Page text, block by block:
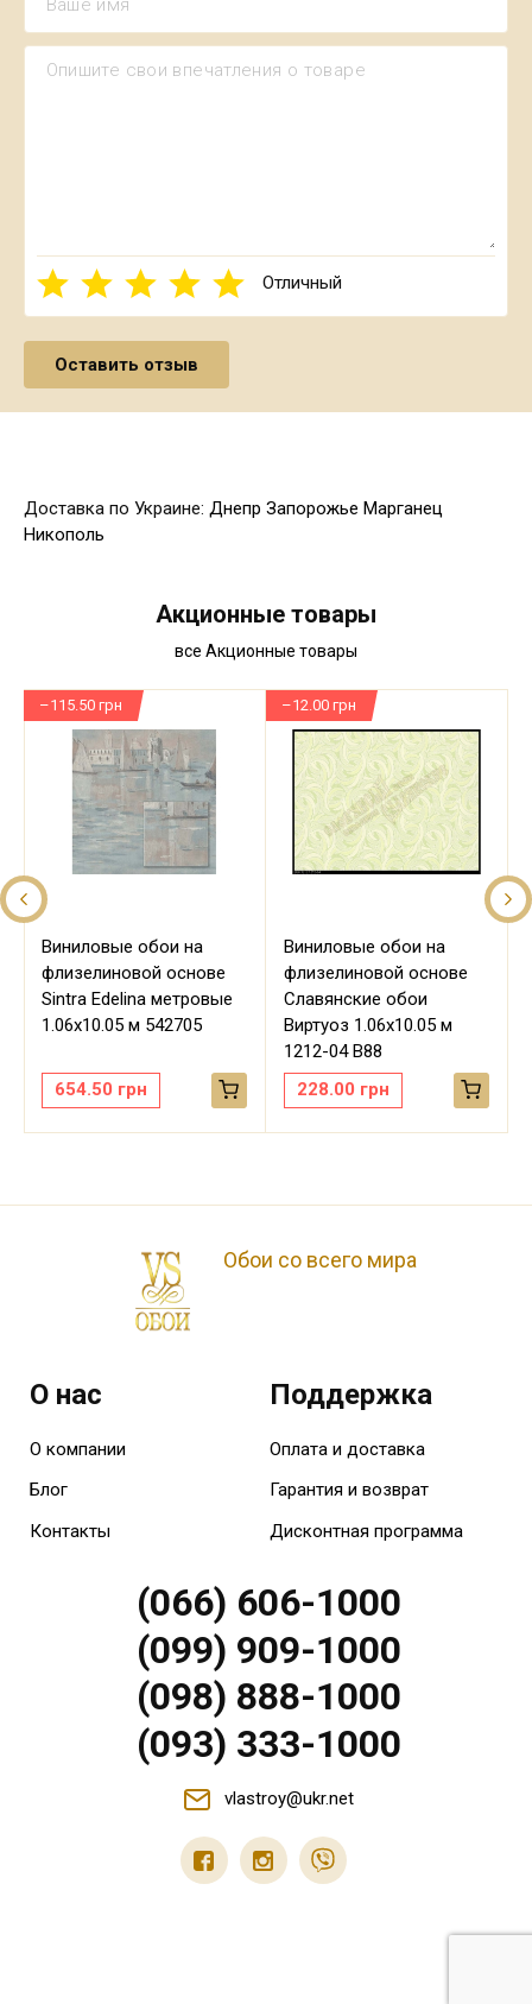
Отличный
Доставка по Украине: Днепр Запорожье Марганец
Никополь
Акционные товары
все Акционные товары
Виниловые обои на
флизелиновой основе
Sintra Edelina метровые
1.06х10.05 м 542705
654.50 грн
–115.50 грн
Виниловые обои на
флизелиновой основе
Славянские обои
Виртуоз 1.06х10.05 м
1212-04 В88
228.00 грн
–12.00 грн
Обои со всего мира
О нас
О компании
Блог
Контакты
Поддержка
Оплата и доставка
Гарантия и возврат
Дисконтная программа
(066) 606-1000
(099) 909-1000
(098) 888-1000
(093) 333-1000
vlastroy@ukr.net